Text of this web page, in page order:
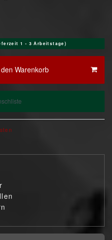
1 - 3 Arbeitstage)
Warenkorb